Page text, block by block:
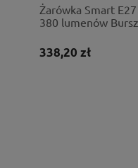
Żarówka Smart
380 lumenów
338,20 zł